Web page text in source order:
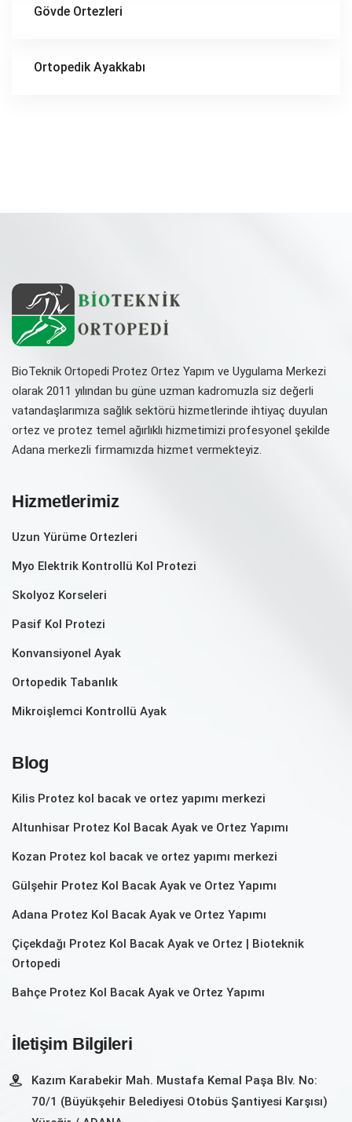
Gövde Ortezleri
Ortopedik Ayakkabı
BioTeknik Ortopedi Protez Ortez Yapım ve Uygulama Merkezi
olarak 2011 yılından bu güne uzman kadromuzla siz değerli
vatandaşlarımıza sağlık sektörü hizmetlerinde ihtiyaç duyulan
ortez ve protez temel ağırlıklı hizmetimizi profesyonel şekilde
Adana merkezli firmamızda hizmet vermekteyiz.
Hizmetlerimiz
Uzun Yürüme Ortezleri
Myo Elektrik Kontrollü Kol Protezi
Skolyoz Korseleri
Pasif Kol Protezi
Konvansiyonel Ayak
Ortopedik Tabanlık
Mikroişlemci Kontrollü Ayak
Blog
Kilis Protez kol bacak ve ortez yapımı merkezi
Altunhisar Protez Kol Bacak Ayak ve Ortez Yapımı
Kozan‎ Protez kol bacak ve ortez yapımı merkezi
Gülşehir Protez Kol Bacak Ayak ve Ortez Yapımı
Adana Protez Kol Bacak Ayak ve Ortez Yapımı
Çiçekdağı Protez Kol Bacak Ayak ve Ortez | Bioteknik
Ortopedi
Bahçe Protez Kol Bacak Ayak ve Ortez Yapımı
İletişim Bilgileri
Kazım Karabekir Mah. Mustafa Kemal Paşa Blv. No:
70/1 (Büyükşehir Belediyesi Otobüs Şantiyesi Karşısı)